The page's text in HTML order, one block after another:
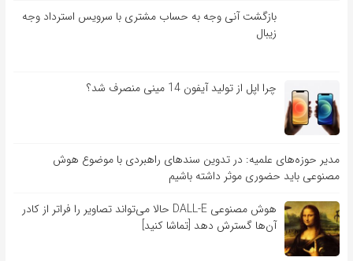
بازگشت آنی وجه به حساب مشتری با سرویس استرداد وجه
زیبال
چرا اپل از تولید آیفون 14 مینی منصرف شد؟
مدیر حوزه‌های علمیه: در تدوین سندهای راهبردی با موضوع هوش
مصنوعی باید حضوری موثر داشته باشیم
هوش مصنوعی DALL-E حالا می‌تواند تصاویر را فراتر از کادر
آن‌ها گسترش دهد [تماشا کنید]